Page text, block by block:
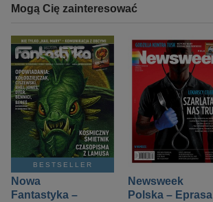
Mogą Cię zainteresować
BESTSELLER
Nowa
Fantastyka –
Newsweek
Polska – Eprasa